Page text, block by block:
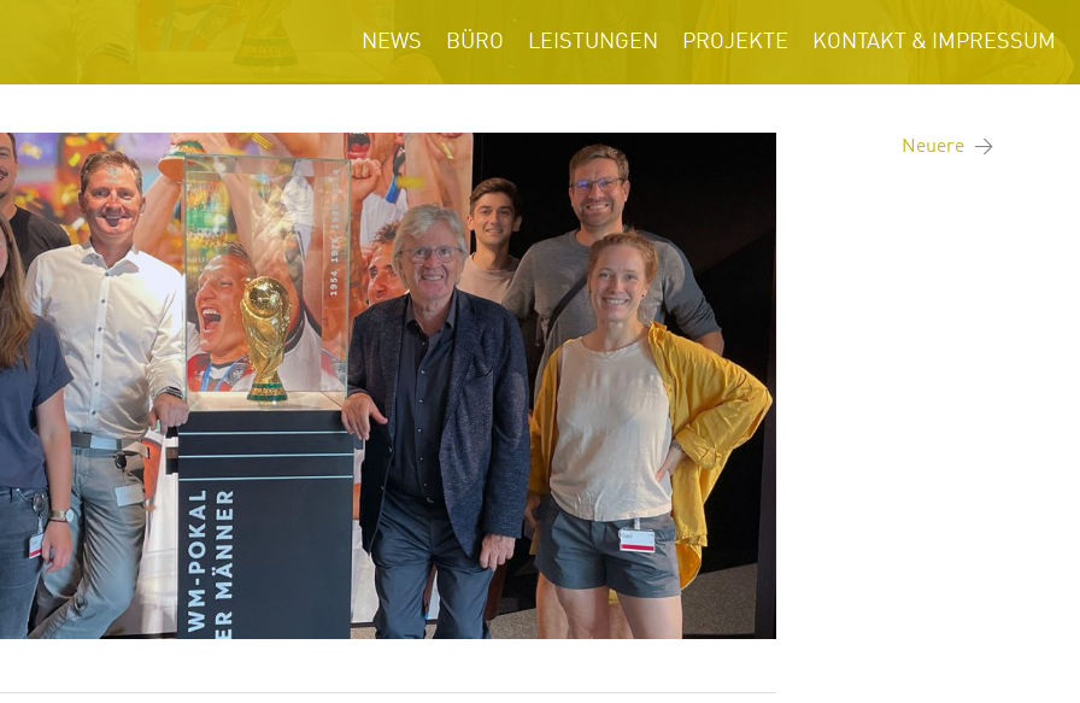
NEWS BÜRO LEISTUNGEN PROJEKTE KONTAKT & IMPRESSUM
Neuere →